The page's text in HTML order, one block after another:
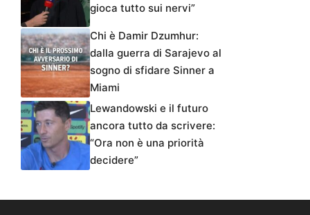
gioca tutto sui nervi”
Chi è Damir Dzumhur:
dalla guerra di Sarajevo al
sogno di sfidare Sinner a
Miami
Lewandowski e il futuro
ancora tutto da scrivere:
“Ora non è una priorità
decidere”